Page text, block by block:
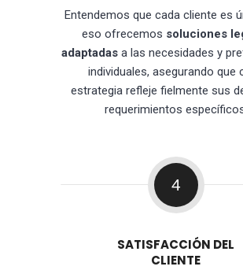
Entendemos que cada cliente es
eso ofrecemos soluciones
adaptadasa las necesidades y
individuales, asegurando que
estrategia refleje fielmente sus
requerimientos
4
SATISFACCIÓN DEL
CLIENTE